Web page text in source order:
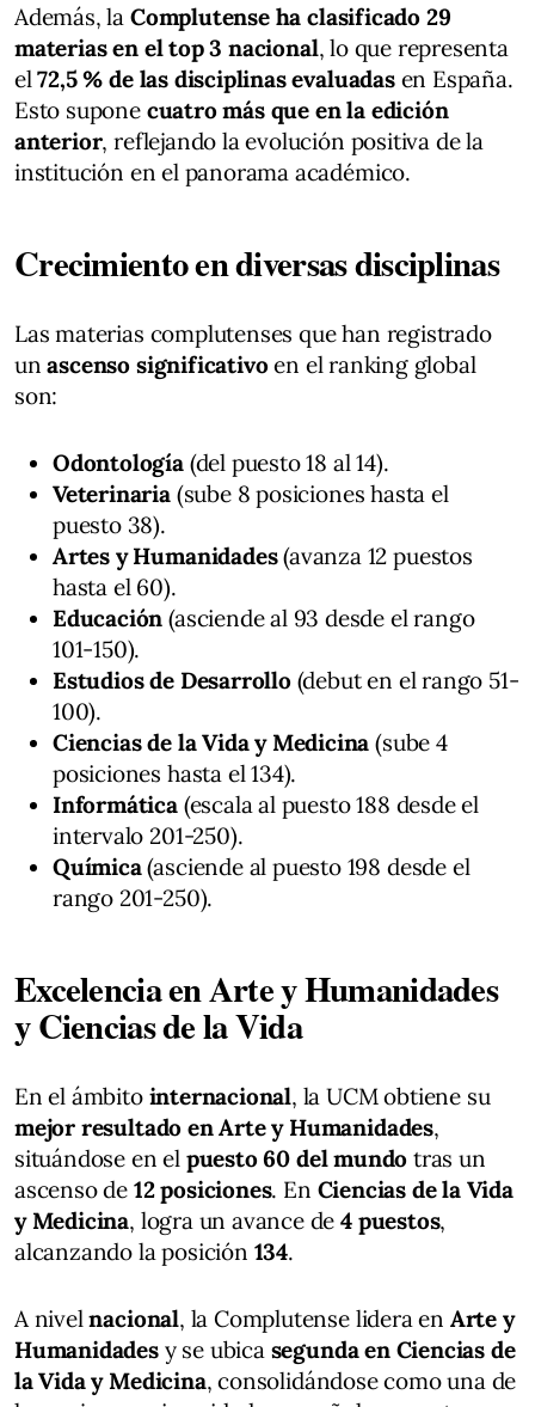
Además, la Complutense ha clasificado 29
materias en el top 3 nacional, lo que representa
el72,5 % de las disciplinas evaluadasen España.
Esto supone cuatro más que en la edición
anterior, reflejando la evolución positiva de la
institución en el panorama académico.
Crecimiento en diversas disciplinas
Las materias complutenses que han registrado
unascenso significativoen el ranking global
son:
Odontología(del puesto 18 al 14).
Veterinaria(sube 8 posiciones hasta el
puesto 38).
Artes y Humanidades(avanza 12 puestos
hasta el 60).
Educación (asciende al 93 desde el rango
101-150).
Estudios de Desarrollo(debut en el rango 51-
100).
Ciencias de la Vida y Medicina (sube 4
posiciones hasta el 134).
Informática(escala al puesto 188 desde el
intervalo 201-250).
Química(asciende al puesto 198 desde el
rango 201-250).
Excelencia en Arte y Humanidades
y Ciencias de la Vida
En el ámbito internacional, la UCM obtiene su
mejor resultado en Arte y Humanidades,
situándose en el puesto 60 del mundo tras un
ascenso de 12 posiciones. En Ciencias de la Vida
y Medicina, logra un avance de4 puestos,
alcanzando la posición 134.
A nivelnacional, la Complutense lidera en Arte y
Humanidadesy se ubica segunda en Ciencias de
la Vida y Medicina, consolidándose como una de